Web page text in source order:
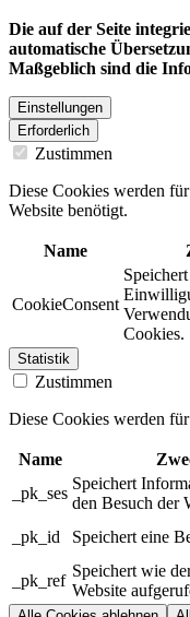
Die auf der Seite
automatische
Maßgeblich sind die
Einstellungen
Erforderlich
Zustimmen
Diese Cookies werden
Website benötigt.
Name
CookieConsent
Cookies.
Statistik
Zustimmen
Diese Cookies werden
Name
_pk_ses
Speichert
den Besuch der
_pk_id Speichert eine
_pk_ref
Speichert wie
Website